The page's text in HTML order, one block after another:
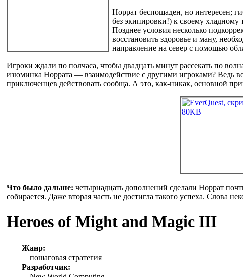
Норрат беспощаден, но интересен;
без экипировки!) к своему
Позднее условия несколько
восстановить здоровье и ману,
направление на север с помощью
Игроки ждали по полчаса, чтобы двадцать минут рассекать по
изюминка Норрата — взаимодействие с другими игроками? Ведь
приключенцев действовать сообща. А это, как-никак, основной
Что было дальше: четырнадцать дополнений сделали Норрат
собирается. Даже вторая часть не достигла такого успеха. Слова
Heroes of Might and Magic III
Жанр:
пошаговая стратегия
Разработчик: